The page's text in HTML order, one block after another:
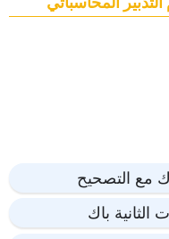
مع التصحيح
باك